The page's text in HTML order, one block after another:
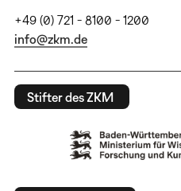
+49 (0) 721 - 8100 - 1200
info@zkm.de
Stifter des ZKM